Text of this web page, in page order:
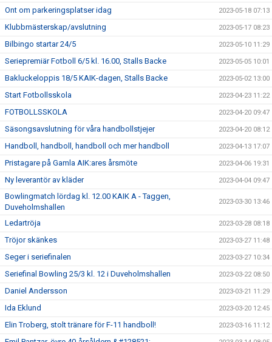
Ont om parkeringsplatser idag 2023-05-18 07:13
Klubbmästerskap/avslutning 2023-05-17 08:23
Bilbingo startar 24/5 2023-05-10 11:29
Seriepremiär Fotboll 6/5 kl. 16.00, Stalls Backe 2023-05-05 10:01
Bakluckeloppis 18/5 KAIK-dagen, Stalls Backe 2023-05-02 13:00
Start Fotbollsskola 2023-04-23 11:22
FOTBOLLSSKOLA 2023-04-20 09:47
Säsongsavslutning för våra handbollstjejer 2023-04-20 08:12
Handboll, handboll, handboll och mer handboll 2023-04-13 17:07
Pristagare på Gamla AIK:ares årsmöte 2023-04-06 19:31
Ny leverantör av kläder 2023-04-04 09:47
Bowlingmatch lördag kl. 12.00 KAIK A - Taggen,
Duveholmshallen
2023-03-30 13:46
Ledartröja 2023-03-28 08:18
Tröjor skänkes 2023-03-27 11:48
Seger i seriefinalen 2023-03-27 10:34
Seriefinal Bowling 25/3 kl. 12 i Duveholmshallen 2023-03-22 08:50
Daniel Andersson 2023-03-21 11:29
Ida Eklund 2023-03-20 12:45
Elin Troberg, stolt tränare för F-11 handboll! 2023-03-16 11:12